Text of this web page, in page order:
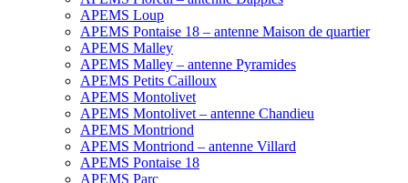
APEMS Loup
APEMS Pontaise 18 – antenne Maison de quartier
APEMS Malley
APEMS Malley – antenne Pyramides
APEMS Petits Cailloux
APEMS Montolivet
APEMS Montolivet – antenne Chandieu
APEMS Montriond
APEMS Montriond – antenne Villard
APEMS Pontaise 18
APEMS Parc